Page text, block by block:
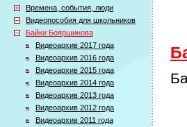
Времена, события, люди
Видеопособия для школьников
Байки Бояршинова
Видеоархив 2017 года
Видеоархив 2016 года
Видеоархив 2015 года
Видеоархив 2014 года
Видеоархив 2013 года
Видеоархив 2012 года
Видеоархив 2011 года